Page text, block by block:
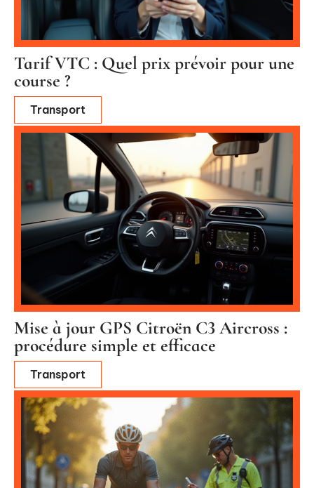
Tarif VTC : Quel prix prévoir pour une
course ?
Transport
Mise à jour GPS Citroën C3 Aircross :
procédure simple et efficace
Transport